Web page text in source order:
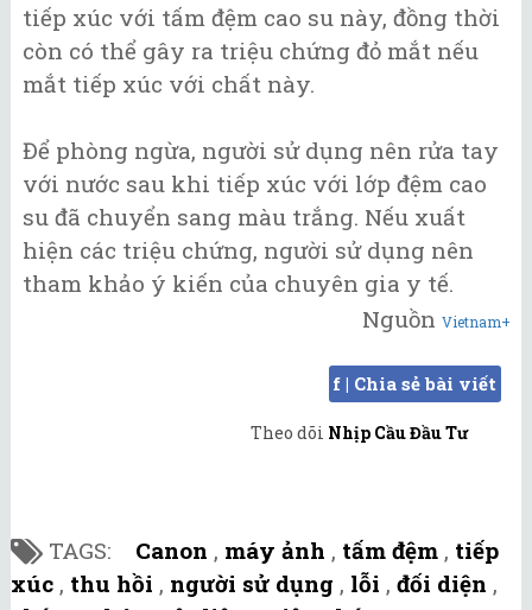
tiếp xúc với tấm đệm cao su này, đồng thời
còn có thể gây ra triệu chứng đỏ mắt nếu
mắt tiếp xúc với chất này.
Để phòng ngừa, người sử dụng nên rửa tay
với nước sau khi tiếp xúc với lớp đệm cao
su đã chuyển sang màu trắng. Nếu xuất
hiện các triệu chứng, người sử dụng nên
tham khảo ý kiến của chuyên gia y tế.
Nguồn Vietnam+
f | Chia sẻ bài viết
Theo dõi Nhịp Cầu Đầu Tư
TAGS: Canon , máy ảnh , tấm đệm , tiếp
xúc , thu hồi , người sử dụng , lỗi , đối diện ,